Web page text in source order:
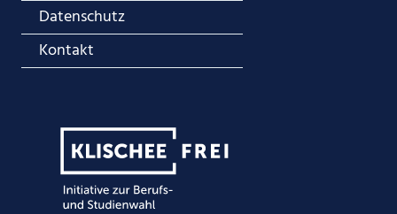
Datenschutz
Kontakt